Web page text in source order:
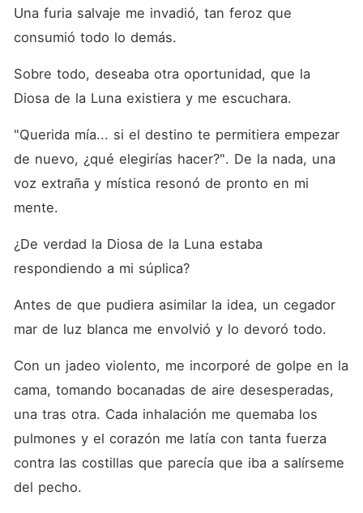
Una furia salvaje me invadió, tan feroz que
consumió todo lo demás.
Sobre todo, deseaba otra oportunidad, que la
Diosa de la Luna existiera y me escuchara.
"Querida mía... si el destino te permitiera empezar
de nuevo, ¿qué elegirías hacer?". De la nada, una
voz extraña y mística resonó de pronto en mi
mente.
¿De verdad la Diosa de la Luna estaba
respondiendo a mi súplica?
Antes de que pudiera asimilar la idea, un cegador
mar de luz blanca me envolvió y lo devoró todo.
Con un jadeo violento, me incorporé de golpe en la
cama, tomando bocanadas de aire desesperadas,
una tras otra. Cada inhalación me quemaba los
pulmones y el corazón me latía con tanta fuerza
contra las costillas que parecía que iba a salírseme
del pecho.